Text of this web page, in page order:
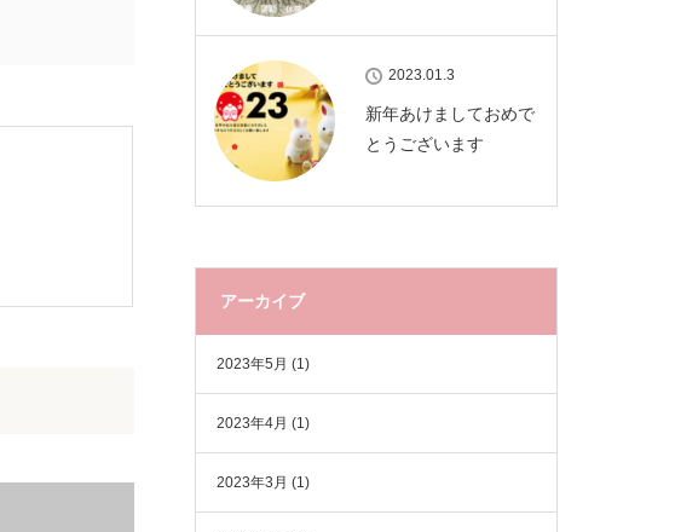
2023.01.3
新年あけましておめで
とうございます
アーカイブ
2023年5月 (1)
2023年4月 (1)
2023年3月 (1)